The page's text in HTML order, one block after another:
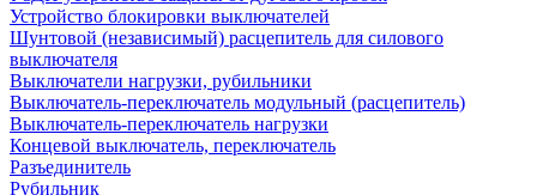
Устройство блокировки выключателей
Шунтовой (независимый) расцепитель для силового
выключателя
Выключатели нагрузки, рубильники
Выключатель-переключатель модульный (расцепитель)
Выключатель-переключатель нагрузки
Концевой выключатель, переключатель
Разъединитель
Рубильник